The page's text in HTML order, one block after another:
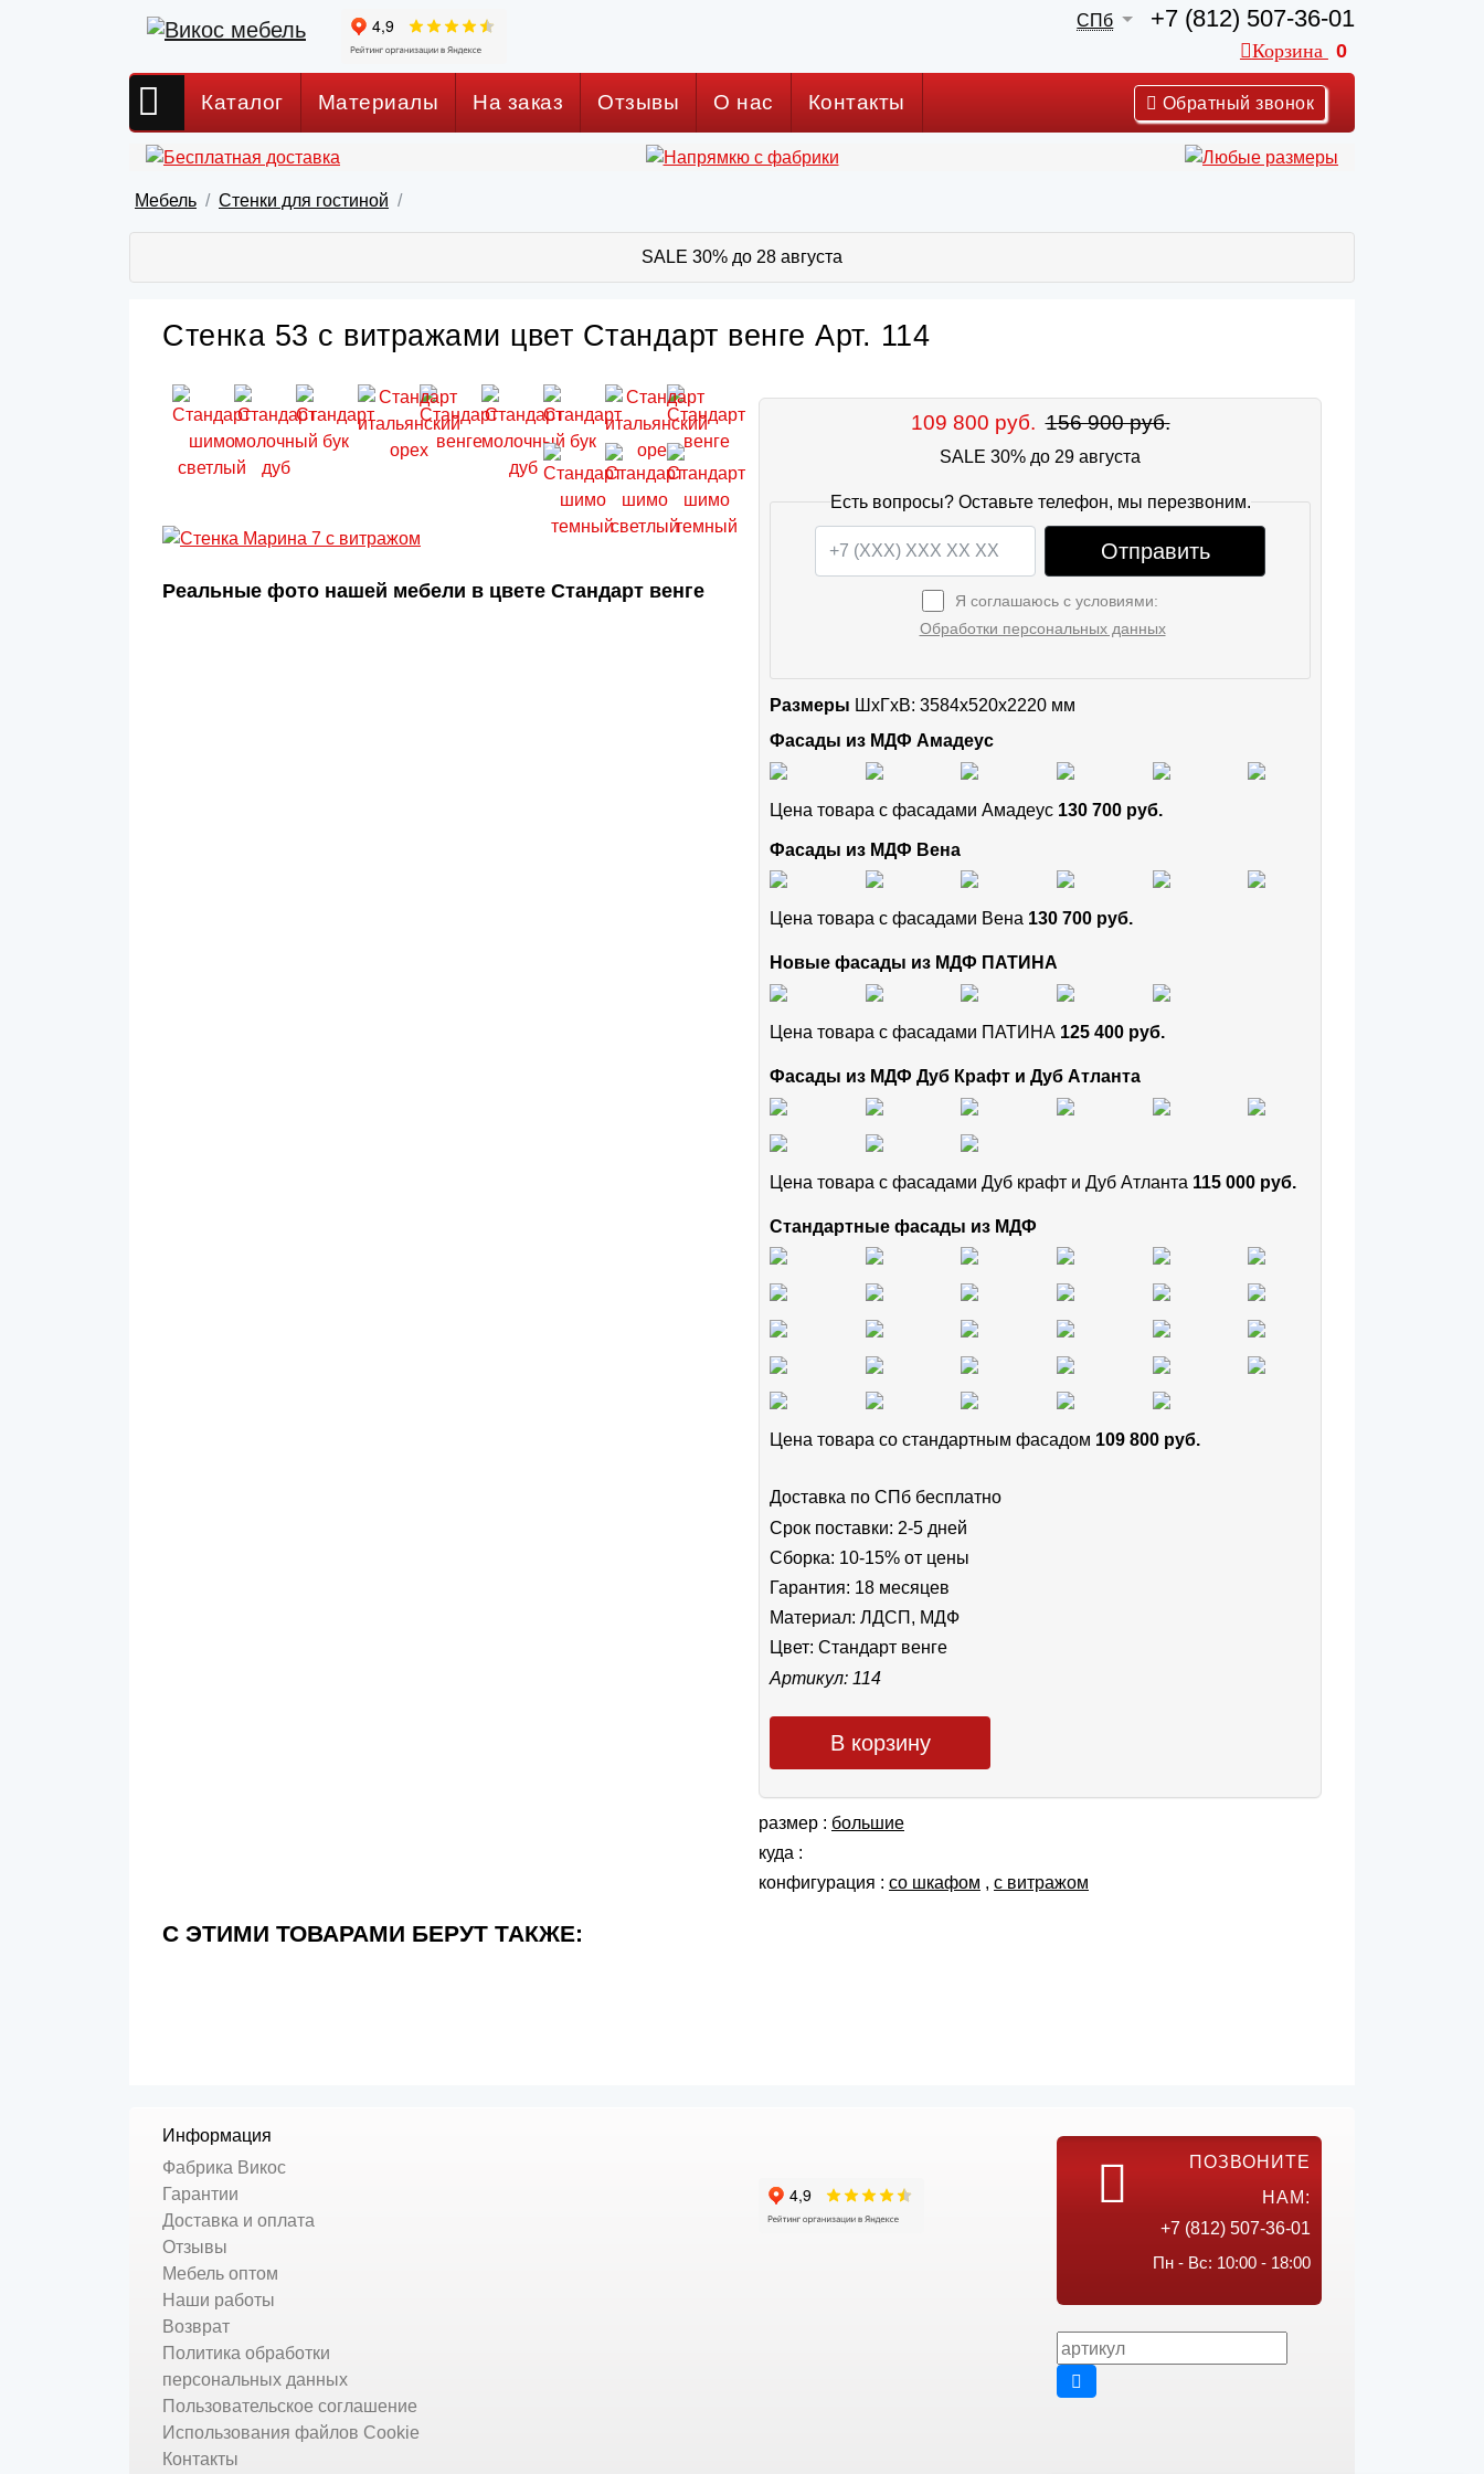
СПб +7 (812) 507-36-01
Корзина 0
Каталог Материалы На заказ Отзывы О нас Контакты Обратный звонок
Мебель Стенки для гостиной
SALE 30% до 28 августа
Стенка 53 с витражами цвет Стандарт венге Арт. 114
Реальные фото нашей мебели в цвете Стандарт венге
109 800 руб. 156 900 руб.
SALE 30% до 29 августа
Есть вопросы? Оставьте телефон, мы перезвоним.
Отправить
Я соглашаюсь с условиями:
Обработки персональных данных
Размеры ШxГхВ: 3584x520x2220 мм
Фасады из МДФ Амадеус
Цена товара с фасадами Амадеус 130 700 руб.
Фасады из МДФ Вена
Цена товара с фасадами Вена 130 700 руб.
Новые фасады из МДФ ПАТИНА
Цена товара с фасадами ПАТИНА 125 400 руб.
Фасады из МДФ Дуб Крафт и Дуб Атланта
Цена товара с фасадами Дуб крафт и Дуб Атланта 115 000 руб.
Стандартные фасады из МДФ
Цена товара cо стандартным фасадом 109 800 руб.
Доставка по СПб бесплатно
Срок поставки: 2-5 дней
Сборка: 10-15% от цены
Гарантия: 18 месяцев
Материал: ЛДСП, МДФ
Цвет: Стандарт венге
Артикул: 114
В корзину
размер : большие
куда :
конфигурация : со шкафом , с витражом
С ЭТИМИ ТОВАРАМИ БЕРУТ ТАКЖЕ:
Информация
Фабрика Викос
Гарантии
Доставка и оплата
Отзывы
Мебель оптом
Наши работы
Возврат
Политика обработки
персональных данных
Пользовательское соглашение
Использования файлов Cookie
Контакты
ПОЗВОНИТЕ
НАМ:
+7 (812) 507-36-01
Пн - Вс: 10:00 - 18:00